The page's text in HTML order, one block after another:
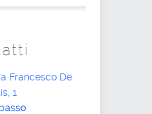
Francesco De
1